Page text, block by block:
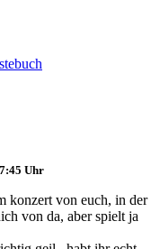
Uhr
konzert von euch, in der
von da, aber spielt ja